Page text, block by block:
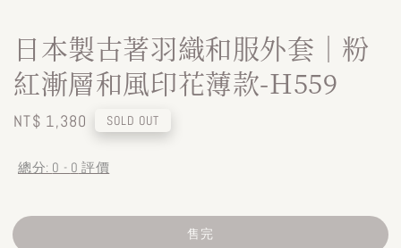
日本製古著羽織和服外套｜粉
紅漸層和風印花薄款-H559
Regular
NT$ 1,380 SOLD OUT
總分: 0 - 0 評價
售完